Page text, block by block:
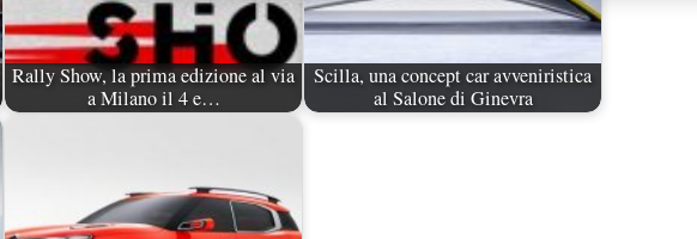
Rally Show, la prima edizione al via
a Milano il 4 e…
Scilla, una concept car avveniristica
al Salone di Ginevra